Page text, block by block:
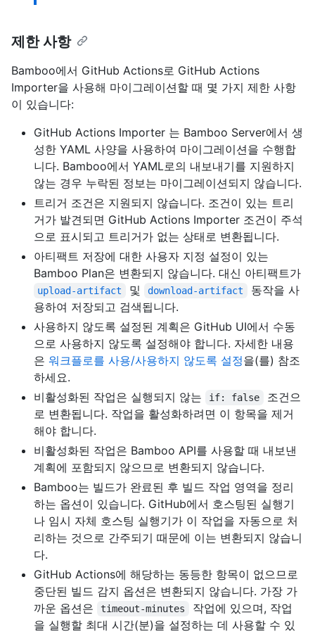
제한 사항
Bamboo에서 GitHub Actions로 GitHub Actions
Importer을 사용해 마이그레이션할 때 몇 가지 제한 사항
이 있습니다:
GitHub Actions Importer 는 Bamboo Server에서 생
성한 YAML 사양을 사용하여 마이그레이션을 수행합
니다. Bamboo에서 YAML로의 내보내기를 지원하지
않는 경우 누락된 정보는 마이그레이션되지 않습니다.
트리거 조건은 지원되지 않습니다. 조건이 있는 트리
거가 발견되면 GitHub Actions Importer 조건이 주석
으로 표시되고 트리거가 없는 상태로 변환됩니다.
아티팩트 저장에 대한 사용자 지정 설정이 있는
Bamboo Plan은 변환되지 않습니다. 대신 아티팩트가
upload-artifact 및 download-artifact
동작을 사
용하여 저장되고 검색됩니다.
사용하지 않도록 설정된 계획은 GitHub UI에서 수동
으로 사용하지 않도록 설정해야 합니다. 자세한 내용
은 워크플로를 사용/사용하지 않도록 설정을(를) 참조
하세요.
비활성화된 작업은 실행되지 않는
if: false
조건으
로 변환됩니다. 작업을 활성화하려면 이 항목을 제거
해야 합니다.
비활성화된 작업은 Bamboo API를 사용할 때 내보낸
계획에 포함되지 않으므로 변환되지 않습니다.
Bamboo는 빌드가 완료된 후 빌드 작업 영역을 정리
하는 옵션이 있습니다. GitHub에서 호스팅된 실행기
나 임시 자체 호스팅 실행기가 이 작업을 자동으로 처
리하는 것으로 간주되기 때문에 이는 변환되지 않습니
다.
GitHub Actions에 해당하는 동등한 항목이 없으므로
중단된 빌드 감지 옵션은 변환되지 않습니다. 가장 가
까운 옵션은
timeout-minutes
작업에 있으며, 작업
을 실행할 최대 시간(분)을 설정하는 데 사용할 수 있